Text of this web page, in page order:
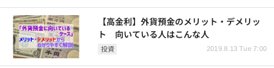
投資 2019.8.13 Tue 7:00
【高金利】外貨預金のメリット・デメリッ
ト 向いている人はこんな人